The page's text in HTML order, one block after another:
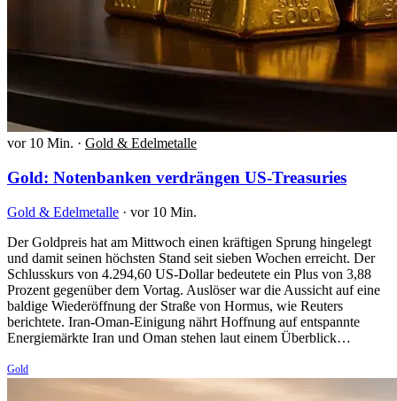
vor 10 Min. · Gold & Edelmetalle
Gold: Notenbanken verdrängen US-Treasuries
Gold & Edelmetalle · vor 10 Min.
Der Goldpreis hat am Mittwoch einen kräftigen Sprung hingelegt
und damit seinen höchsten Stand seit sieben Wochen erreicht. Der
Schlusskurs von 4.294,60 US-Dollar bedeutete ein Plus von 3,88
Prozent gegenüber dem Vortag. Auslöser war die Aussicht auf eine
baldige Wiederöffnung der Straße von Hormus, wie Reuters
berichtete. Iran-Oman-Einigung nährt Hoffnung auf entspannte
Energiemärkte Iran und Oman stehen laut einem Überblick…
Gold